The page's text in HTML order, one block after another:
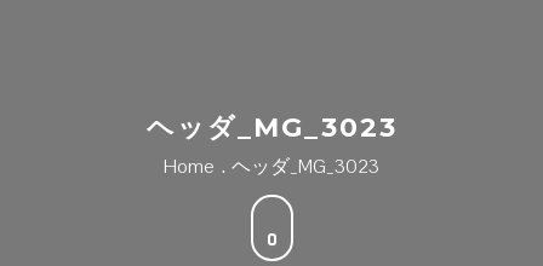
ヘッダ_MG_3023
Home ヘッダ_MG_3023